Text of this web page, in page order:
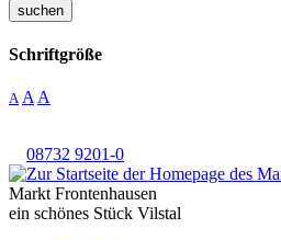
suchen
Schriftgröße
A A A
08732 9201-0
Markt Frontenhausen
ein schönes Stück Vilstal